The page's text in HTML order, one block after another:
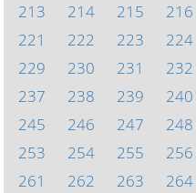
213
214 215 216
221
222 223 224
229
230 231 232
237
238 239 240
245
246 247 248
253
254 255 256
261
262 263 264